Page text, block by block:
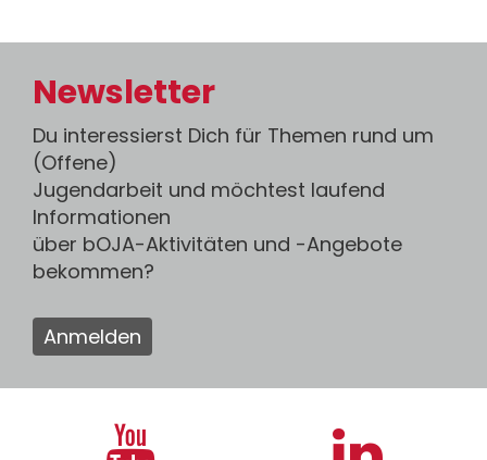
Newsletter
Du interessierst Dich für Themen rund um
(Offene)
Jugendarbeit und möchtest laufend
Informationen
über bOJA-Aktivitäten und -Angebote
bekommen?
Anmelden